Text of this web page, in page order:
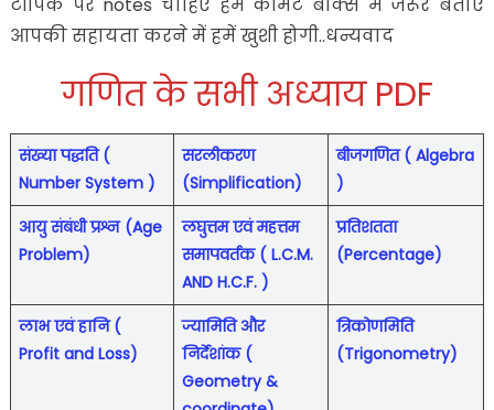
आपकी सहायता करने में हमें खुशी होगी..धन्यवाद
गणित के सभी अध्याय PDF
संख्या पद्धति (
Number System )
सरलीकरण
(Simplification)
बीजगणित ( Algebra
)
आयु संबंधी प्रश्न (Age
Problem)
लघुत्तम एवं महत्तम
समापवर्तक ( L.C.M.
AND H.C.F. )
प्रतिशतता
(Percentage)
लाभ एवं हानि (
Profit and Loss)
ज्यामिति और
निर्देशांक (
Geometry &
त्रिकोणमिति
(Trigonometry)